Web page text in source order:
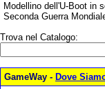
Modellino dell'U-Boot in
Seconda Guerra
Trova nel Catalogo:
GameWay - Dove